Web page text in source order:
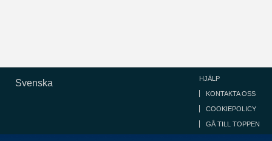
Svenska HJÄLP
KONTAKTA OSS
COOKIEPOLICY
GÅ TILL TOPPEN